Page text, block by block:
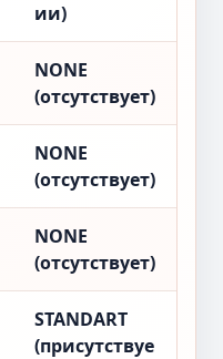
ии)
NONE
(отсутствует)
NONE
(отсутствует)
NONE
(отсутствует)
STANDART
(присутствуе